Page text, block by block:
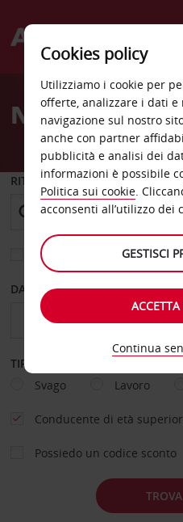
Welcome
AvisNoleggio
RITIRO DA
Scegli una località di
DAL GIORNO
TIPOLOGIA DI NOLEGGIO
Svago
Lavoro
Conducente di età
Possiedo un codice sconto
Cookies policy
Utilizziamo i cookie per
offerte, analizzare i dati e
navigazione sul nostro
anche con partner
pubblicità e analisi dei
informazioni è possibile
Politica sui cookie.
acconsenti all’utilizzo dei
GESTISCI
Continua